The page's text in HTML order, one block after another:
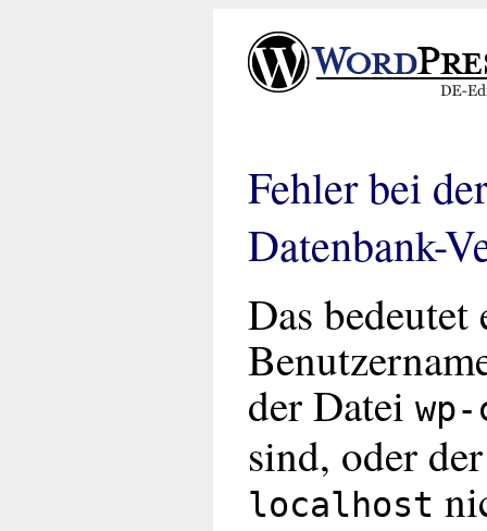
Fehler bei
Datenbank-
Das bedeutet
der Datei
sind, oder
localhost